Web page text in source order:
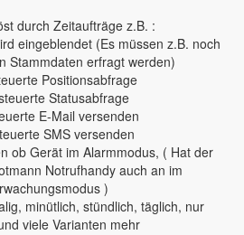
durch Zeitaufträge z.B. :
eingeblendet (Es müssen z.B. noch
Stammdaten erfragt werden)
Positionsabfrage
Statusabfrage
E-Mail versenden
SMS versenden
ob Gerät im Alarmmodus, ( Hat der
Notrufhandy auch an im
)
minütlich, stündlich, täglich, nur
viele Varianten mehr